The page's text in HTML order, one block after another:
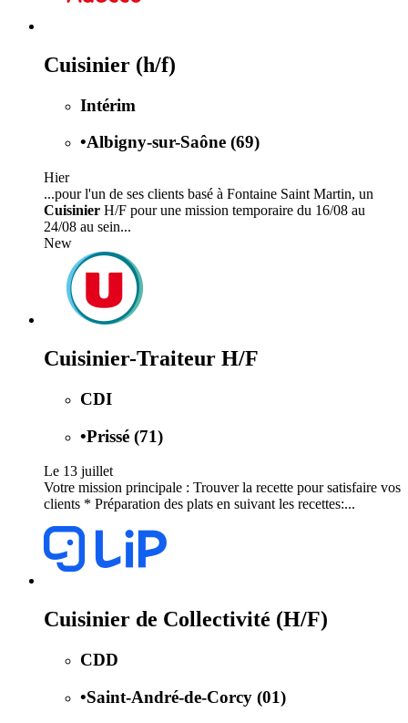
Cuisinier (h/f)
Intérim
•Albigny-sur-Saône (69)
Hier
...pour l'un de ses clients basé à Fontaine Saint Martin, un
Cuisinier H/F pour une mission temporaire du 16/08 au
24/08 au sein...
New
Cuisinier-Traiteur H/F
CDI
•Prissé (71)
Le 13 juillet
Votre mission principale : Trouver la recette pour satisfaire vos
clients * Préparation des plats en suivant les recettes:...
Cuisinier de Collectivité (H/F)
CDD
•Saint-André-de-Corcy (01)